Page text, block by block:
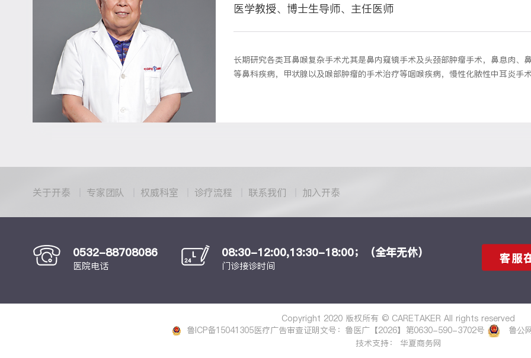
医学教授、博士生导师、主任医师
长期研究各类耳鼻喉复杂手术尤其是鼻内窥镜手术及头颈部肿瘤手术，鼻息肉、
等鼻科疾病，甲状腺以及喉部肿瘤的手术治疗等咽喉疾病，慢性化脓性中耳炎手
关于开泰 专家团队 权威科室 诊疗流程 联系我们 加入开泰
0532-88708086
医院电话
08:30-12:00,13:30-18:00；（全年无休）
门诊接诊时间
客服
Copyright 2020 版权所有 © CARETAKER All rights reserved
鲁ICP备15041305医疗广告审查证明文号：鲁医广【2026】第0630-590-3702号
鲁公
技术支持： 华夏商务网